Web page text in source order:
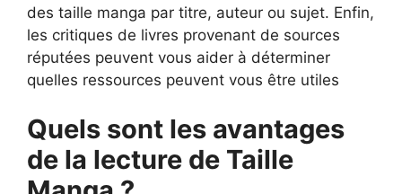
des taille manga par titre, auteur ou sujet. Enfin,
les critiques de livres provenant de sources
réputées peuvent vous aider à déterminer
quelles ressources peuvent vous être utiles
Quels sont les avantages
de la lecture de Taille